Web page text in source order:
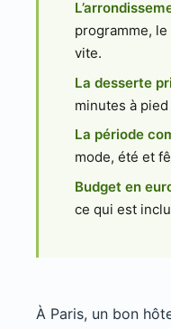
programme,
vite.
La desserte
minutes à
La période
mode, été et
Budget en
ce qui est
À Paris, un bon